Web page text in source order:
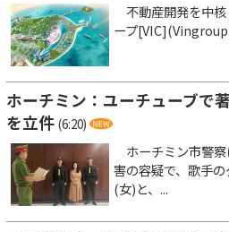
不動産開発を中
ープ
ホーチミン：ユーチューブで
を立件 (6:20)
ホーチミン市警
害の容疑で、歌手
(女)と、...